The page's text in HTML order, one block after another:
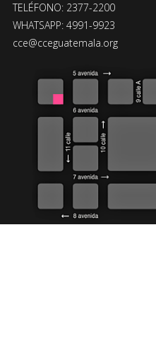
TELÉFONO: 2377-2200
WHATSAPP: 4991-9923
cce@cceguatemala.org